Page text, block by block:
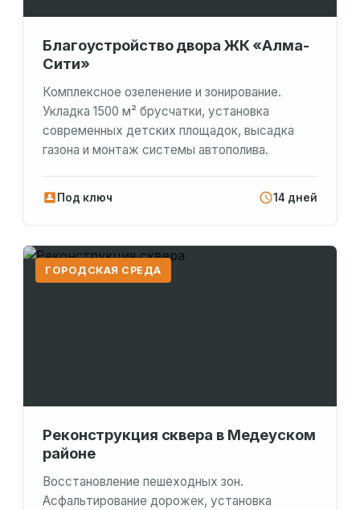
Благоустройство двора ЖК «Алма-
Сити»
Комплексное озеленение и зонирование.
Укладка 1500 м² брусчатки, установка
современных детских площадок, высадка
газона и монтаж системы автополива.
Под ключ 14 дней
ГОРОДСКАЯ СРЕДА
Реконструкция сквера в Медеуском
районе
Восстановление пешеходных зон.
Асфальтирование дорожек, установка